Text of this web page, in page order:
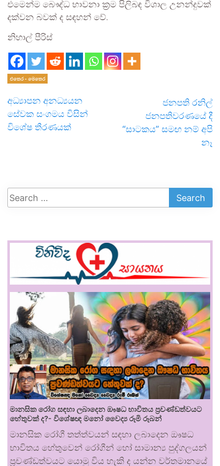
එමෙන්ම බෞද්ධ භාවනා ක්‍රම පිලිබඳ විශාල උනන්දුවක්
දක්වන බවක් ද සඳහන් වේ.
නිහාල් පීරිස්
එතෙර - මෙතෙර
අධ්‍යාපන අනධ්‍යයන
සේවක සංගමය විසින්
විශේෂ තීරණයක්
ජනපති රනිල්
ජනපතිවරණයේ දී
“සාටකය” සමඟ නම් අපි
නෑ
මානසික රෝග සඳහා ලබාදෙන ඖෂධ භාවිතය ප්‍රචණ්ඩත්වයට
හේතුවක් ද?- විශේෂඥ මනෝ වෛද්‍ය රූමි රූබන්
මානසික රෝගී තත්ත්වයන් සඳහා ලබාදෙන ඖෂධ
භාවිතය හේතුවෙන් රෝගීන් හෝ සාමාන්‍ය පුද්ගලයන්
ප්‍රචණ්ඩත්වයට යොමු විය හැකි ද යන්න වර්තමානයේ